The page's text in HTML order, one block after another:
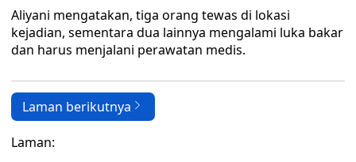
Aliyani mengatakan, tiga orang tewas di lokasi
kejadian, sementara dua lainnya mengalami luka bakar
dan harus menjalani perawatan medis.
Laman berikutnya
Laman: